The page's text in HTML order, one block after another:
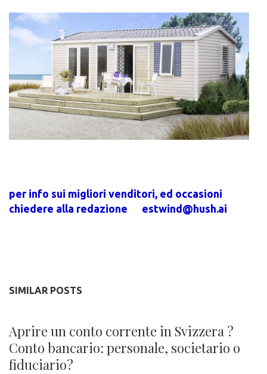
per info sui migliori venditori, ed occasioni
chiedere alla redazione estwind@hush.ai
SIMILAR POSTS
Aprire un conto corrente in Svizzera ?
Conto bancario: personale, societario o
fiduciario?